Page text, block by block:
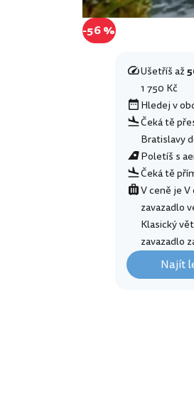
-56 %
Ušetříš až
1 750 Kč
Hledej v
Čeká tě
Bratislavy
Poletíš s
Čeká tě
V ceně je
zavazadlo
Klasický
zavazadlo
Najít